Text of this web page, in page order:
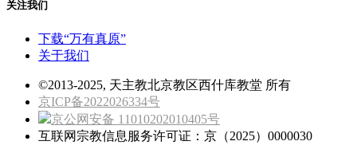
关注我们
下载“万有真原”
关于我们
©2013-2025, 天主教北京教区西什库教堂 所有
京ICP备2022026334号
京公网安备 11010202010405号
互联网宗教信息服务许可证：京（2025）0000030